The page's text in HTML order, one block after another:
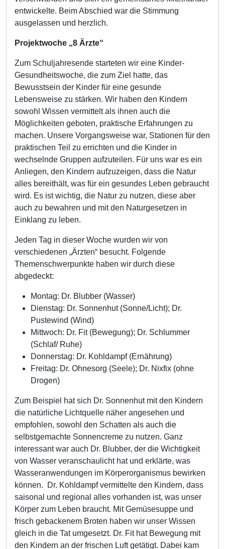
entwickelte. Beim Abschied war die Stimmung
ausgelassen und herzlich.
Projektwoche „8 Ärzte“
Zum Schuljahresende starteten wir eine Kinder-
Gesundheitswoche, die zum Ziel hatte, das
Bewusstsein der Kinder für eine gesunde
Lebensweise zu stärken. Wir haben den Kindern
sowohl Wissen vermittelt als ihnen auch die
Möglichkeiten geboten, praktische Erfahrungen zu
machen. Unsere Vorgangsweise war, Stationen für den
praktischen Teil zu errichten und die Kinder in
wechselnde Gruppen aufzuteilen. Für uns war es ein
Anliegen, den Kindern aufzuzeigen, dass die Natur
alles bereithält, was für ein gesundes Leben gebraucht
wird. Es ist wichtig, die Natur zu nutzen, diese aber
auch zu bewahren und mit den Naturgesetzen in
Einklang zu leben.
Jeden Tag in dieser Woche wurden wir von
verschiedenen „Ärzten“ besucht. Folgende
Themenschwerpunkte haben wir durch diese
abgedeckt:
Montag: Dr. Blubber (Wasser)
Dienstag: Dr. Sonnenhut (Sonne/Licht); Dr.
Pustewind (Wind)
Mittwoch: Dr. Fit (Bewegung); Dr. Schlummer
(Schlaf/ Ruhe)
Donnerstag: Dr. Kohldampf (Ernährung)
Freitag: Dr. Ohnesorg (Seele); Dr. Nixfix (ohne
Drogen)
Zum Beispiel hat sich Dr. Sonnenhut mit den Kindern
die natürliche Lichtquelle näher angesehen und
empfohlen, sowohl den Schatten als auch die
selbstgemachte Sonnencreme zu nutzen. Ganz
interessant war auch Dr. Blubber, der die Wichtigkeit
von Wasser veranschaulicht hat und erklärte, was
Wasseranwendungen im Körperorganismus bewirken
können. Dr. Kohldampf vermittelte den Kindern, dass
saisonal und regional alles vorhanden ist, was unser
Körper zum Leben braucht. Mit Gemüsesuppe und
frisch gebackenem Broten haben wir unser Wissen
gleich in die Tat umgesetzt. Dr. Fit hat Bewegung mit
den Kindern an der frischen Luft getätigt. Dabei kam